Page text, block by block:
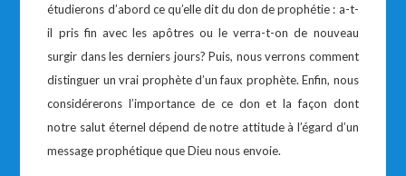
étudierons d’abord ce qu’elle dit du don de prophétie : a-t-
il pris fin avec les apôtres ou le verra-t-on de nouveau
surgir dans les derniers jours? Puis, nous verrons comment
distinguer un vrai prophète d’un faux prophète. Enfin, nous
considérerons l’importance de ce don et la façon dont
notre salut éternel dépend de notre attitude à l’égard d’un
message prophétique que Dieu nous envoie.